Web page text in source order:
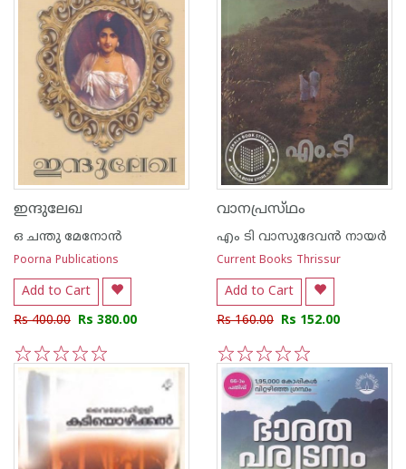
ഇന്ദുലേഖ
ഒ ചന്തു മേനോന്‍
Poorna Publications
Add to Cart
Rs 400.00 Rs 380.00
2
1
വാനപ്രസ്‌ഥം
എം ടി വാസുദേവന്‍ നായര്‍
Current Books Thrissur
Add to Cart
Rs 160.00 Rs 152.00
5
4
3
2
1